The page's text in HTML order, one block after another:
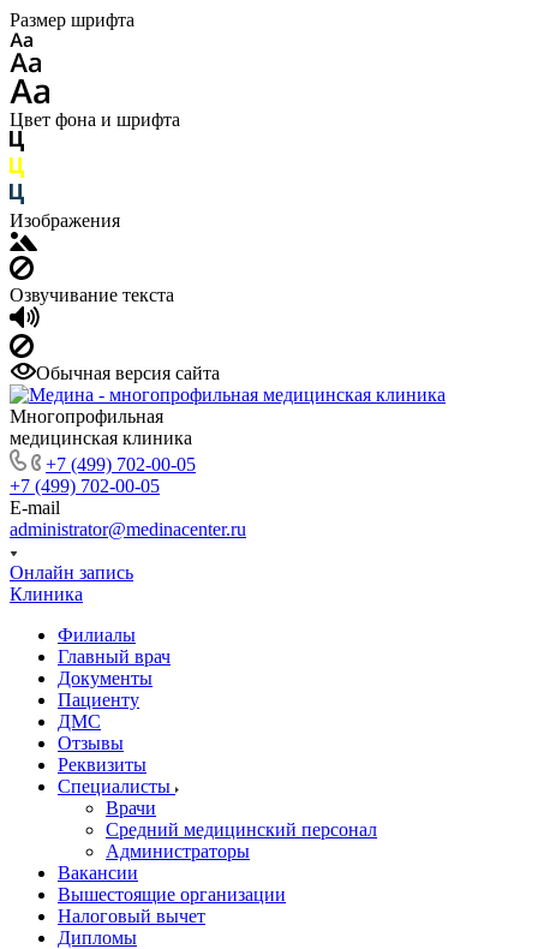
Размер шрифта
Цвет фона и шрифта
Изображения
Озвучивание текста
Обычная версия сайта
Многопрофильная
медицинская клиника
+7 (499) 702-00-05
+7 (499) 702-00-05
E-mail
administrator@medinacenter.ru
Онлайн запись
Клиника
Филиалы
Главный врач
Документы
Пациенту
ДМС
Отзывы
Реквизиты
Специалисты
Врачи
Средний медицинский персонал
Администраторы
Вакансии
Вышестоящие организации
Налоговый вычет
Дипломы